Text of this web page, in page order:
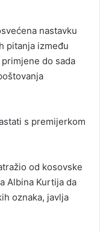
nastavku
pitanja između
do sada
s premijerkom
od kosovske
Albina Kurtija da
oznaka, javlja